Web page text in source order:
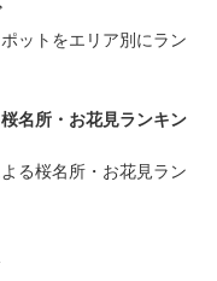
ットをエリア別にラン
名所・お花見ランキン
る桜名所・お花見ラン